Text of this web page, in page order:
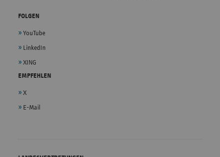
FOLGEN
YouTube
LinkedIn
XING
EMPFEHLEN
X
E-Mail